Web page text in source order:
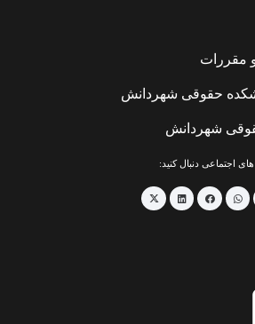
مقررات
حقوقی شهردانش
شهردانش
اجتماعی دنبال کنید: